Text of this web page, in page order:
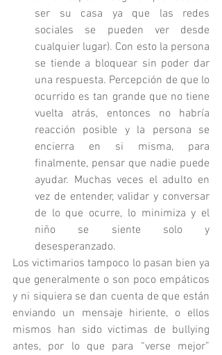
ser su casa ya que las redes
sociales se pueden ver desde
cualquier lugar). Con esto la persona
se tiende a bloquear sin poder dar
una respuesta. Percepción de que lo
ocurrido es tan grande que no tiene
vuelta atrás, entonces no habría
reacción posible y la persona se
encierra en si misma, para
finalmente, pensar que nadie puede
ayudar. Muchas veces el adulto en
vez de entender, validar y conversar
de lo que ocurre, lo minimiza y el
niño se siente solo y
desesperanzado.
Los victimarios tampoco lo pasan bien ya
que generalmente o son poco empáticos
y ni siquiera se dan cuenta de que están
enviando un mensaje hiriente, o ellos
mismos han sido victimas de bullying
antes, por lo que para “verse mejor”